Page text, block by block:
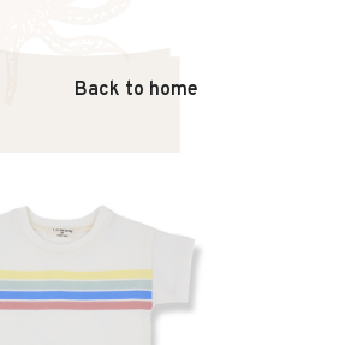
Back to home